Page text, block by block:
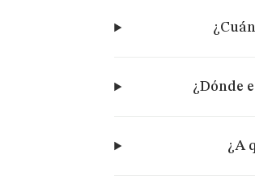
¿Dónde
¿A